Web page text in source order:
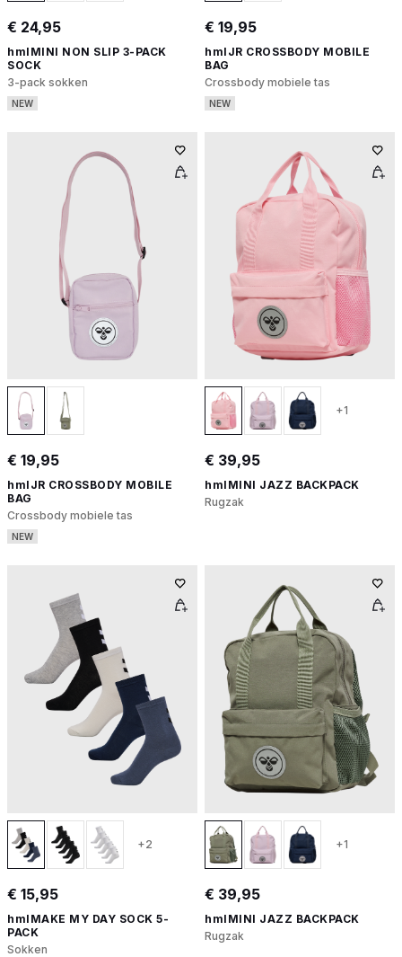
€ 24,95
hmlMINI NON SLIP 3-PACK
SOCK
3-pack sokken
NEW
€ 19,95
hmlJR CROSSBODY MOBILE
BAG
Crossbody mobiele tas
NEW
€ 19,95
hmlJR CROSSBODY MOBILE
BAG
Crossbody mobiele tas
NEW
+1
€ 39,95
hmlMINI JAZZ BACKPACK
Rugzak
+2
€ 15,95
hmlMAKE MY DAY SOCK 5-
PACK
Sokken
+1
€ 39,95
hmlMINI JAZZ BACKPACK
Rugzak